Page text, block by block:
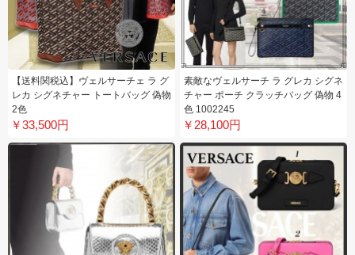
【送料関税込】ヴェルサーチェ ラ グ
レカ シグネチャー トートバッグ 偽物
2色
￥33,500円
素敵なヴェルサーチ ラ グレカ シグネ
チャー ポーチ クラッチバッグ 偽物 4
色 1002245
￥28,100円